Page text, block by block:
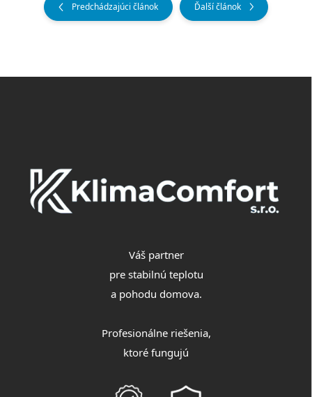
Predchádzajúci článok Ďalší článok
Váš partner
pre stabilnú teplotu
a pohodu domova.
Profesionálne riešenia,
ktoré fungujú